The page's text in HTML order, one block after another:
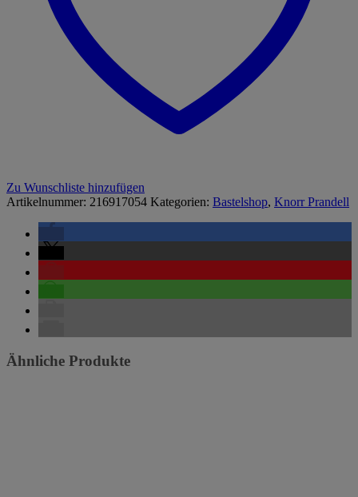
Zu Wunschliste hinzufügen
Artikelnummer: 216917054 Kategorien: Bastelshop, Knorr Prandell
Ähnliche Produkte